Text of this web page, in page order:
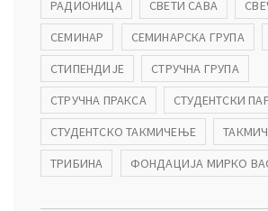
РАДИОНИЦА
СВЕТИ САВА
СЕМИНАР
СЕМИНАРСКА ГРУПА
СТИПЕНДИЈЕ
СТРУЧНА ГРУПА
СТРУЧНА ПРАКСА
СТУДЕНТСКИ
СТУДЕНТСКО ТАКМИЧЕЊЕ
ТРИБИНА
ФОНДАЦИЈА МИРКО